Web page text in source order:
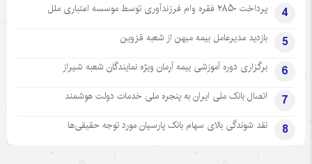
4 پرداخت ۲۸۵۰ فقره وام فرزندآوری توسط موسسه اعتباری ملل
5 بازدید مدیرعامل بیمه میهن از شعبه قزوین
6 برگزاری دوره آموزشی بیمه آرمان ویژه نمایندگان شعبه شیراز
7 اتصال بانک ملی ایران به پنجره ملی خدمات دولت هوشمند
8 نقد شوندگی بالای سهام بانک پارسیان مورد توجه حقیقی‌ها